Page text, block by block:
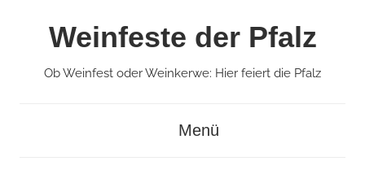
Weinfeste der Pfalz
Ob Weinfest oder Weinkerwe: Hier feiert die Pfalz
Menü